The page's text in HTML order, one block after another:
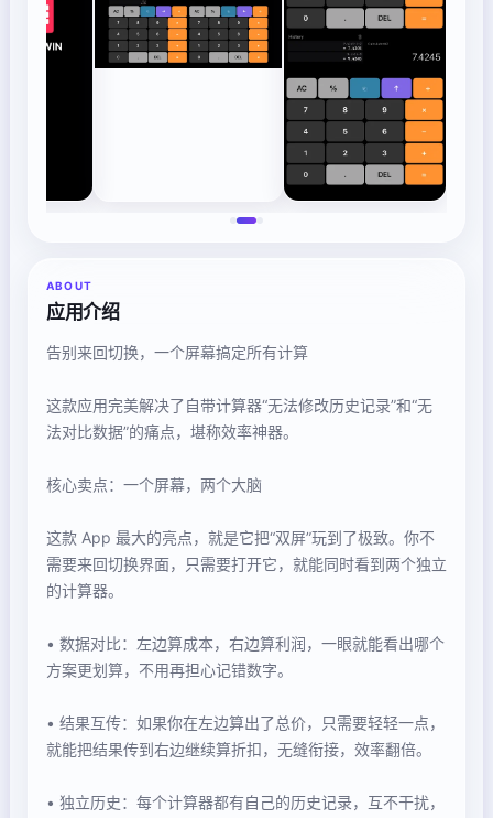
ABOUT
应用介绍
告别来回切换，一个屏幕搞定所有计算
这款应用完美解决了自带计算器“无法修改历史记录”和“无
法对比数据”的痛点，堪称效率神器。
核心卖点：一个屏幕，两个大脑
这款 App 最大的亮点，就是它把“双屏”玩到了极致。你不
需要来回切换界面，只需要打开它，就能同时看到两个独立
的计算器。
• 数据对比：左边算成本，右边算利润，一眼就能看出哪个
方案更划算，不用再担心记错数字。
• 结果互传：如果你在左边算出了总价，只需要轻轻一点，
就能把结果传到右边继续算折扣，无缝衔接，效率翻倍。
• 独立历史：每个计算器都有自己的历史记录，互不干扰，